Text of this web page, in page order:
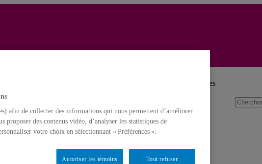
dictionnaire et d’encyclopédie – Dictionary and encyclopedia entries
and encyclopedia entries
afin de collecter des informations qui nous permettent d’améliorer
proposer des contenus vidéo, d’analyser les statistiques de
votre choix en sélectionnant « Préférences ».
Tout refuser
Autoriser les témoins